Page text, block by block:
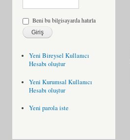
Beni bu bilgisayarda hatırla
Yeni Bireysel Kullanıcı
Hesabı oluştur
Yeni Kurumsal Kullanıcı
Hesabı oluştur
Yeni parola iste